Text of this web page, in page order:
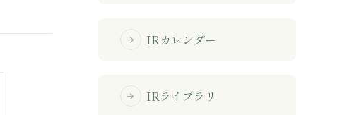
arrow_forward IRカレンダー
arrow_forward IRライブラリ